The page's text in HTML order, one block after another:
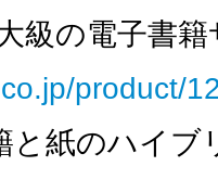
の電子書籍
product/
紙のハイブ